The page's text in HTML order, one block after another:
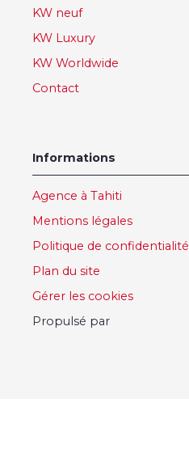
KW neuf
KW Luxury
KW Worldwide
Contact
Informations
Agence à Tahiti
Mentions légales
Politique de confidentialité
Plan du site
Gérer les cookies
Propulsé par